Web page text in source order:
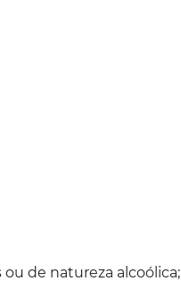
de natureza alcoólica;